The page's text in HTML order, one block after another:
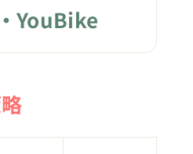
YouBike